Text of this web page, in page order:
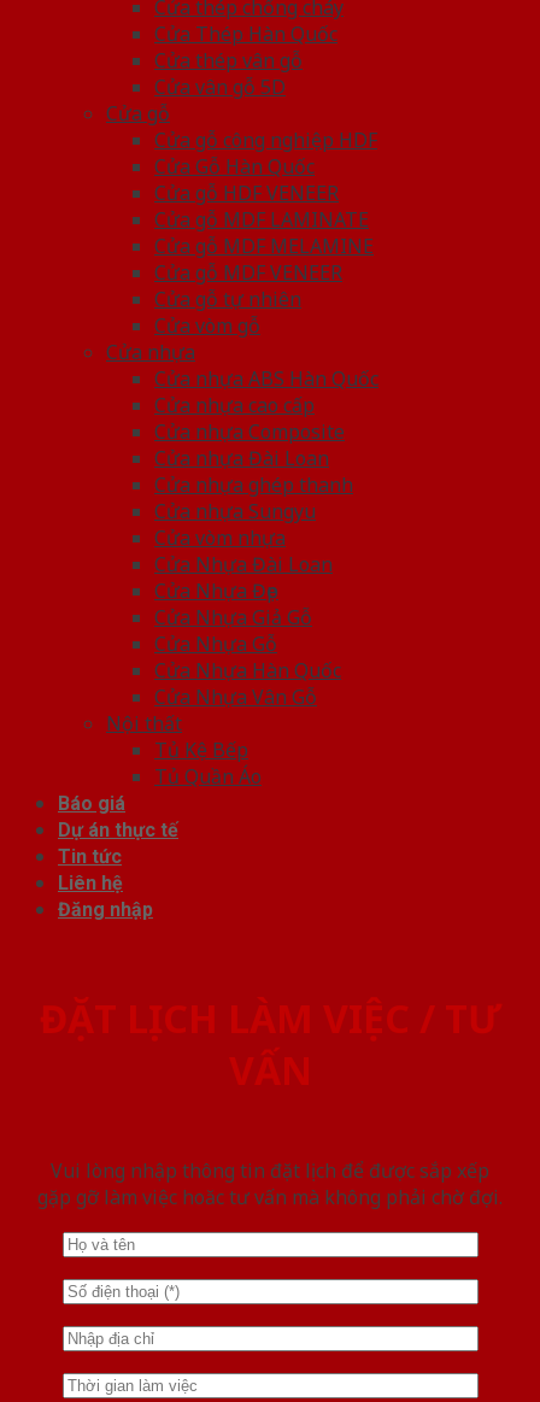
Cửa thép chống cháy
Cửa Thép Hàn Quốc
Cửa thép vân gỗ
Cửa vân gỗ 5D
Cửa gỗ
Cửa gỗ công nghiệp HDF
Cửa Gỗ Hàn Quốc
Cửa gỗ HDF VENEER
Cửa gỗ MDF LAMINATE
Cửa gỗ MDF MELAMINE
Cửa gỗ MDF VENEER
Cửa gỗ tự nhiên
Cửa vòm gỗ
Cửa nhựa
Cửa nhựa ABS Hàn Quốc
Cửa nhựa cao cấp
Cửa nhựa Composite
Cửa nhựa Đài Loan
Cửa nhựa ghép thanh
Cửa nhựa Sungyu
Cửa vòm nhựa
Cửa Nhựa Đài Loan
Cửa Nhựa Đẹp
Cửa Nhựa Giả Gỗ
Cửa Nhựa Gỗ
Cửa Nhựa Hàn Quốc
Cửa Nhựa Vân Gỗ
Nội thất
Tủ Kệ Bếp
Tủ Quần Áo
Báo giá
Dự án thực tế
Tin tức
Liên hệ
Đăng nhập
ĐẶT LỊCH LÀM VIỆC / TƯ
VẤN
Vui lòng nhập thông tin đặt lịch để được sắp xếp
gặp gỡ làm việc hoăc tư vấn mà không phải chờ đợi.